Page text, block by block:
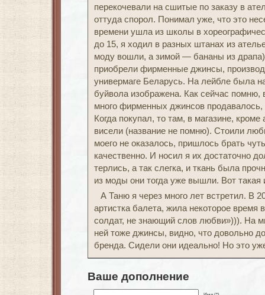
перекочевали на сшитые по заказу в
оттуда спорол. Понимал уже, что это
времени ушла из школы в
до 15, я ходил в разных штанах из
моду вошли, а зимой — бананы из
приобрели фирменные джинсы,
универмаге Беларусь. На лейбле была
буйвола изображена. Как сейчас
много фирменных джинсов
Когда покупал, то там, в магазине,
висели (название не помню). Стоили
моего не оказалось, пришлось брать
качественно. И носил я их достаточно
терлись, а так слегка, и ткань была
из моды они тогда уже вышли. Вот такая
А Таню я через много лет встретил. В
артистка балета, жила некоторое
солдат, не знающий слов любви»))). На
ней тоже джинсы, видно, что довольно
бренда. Сидели они идеально! Но это
Ваше дополнение